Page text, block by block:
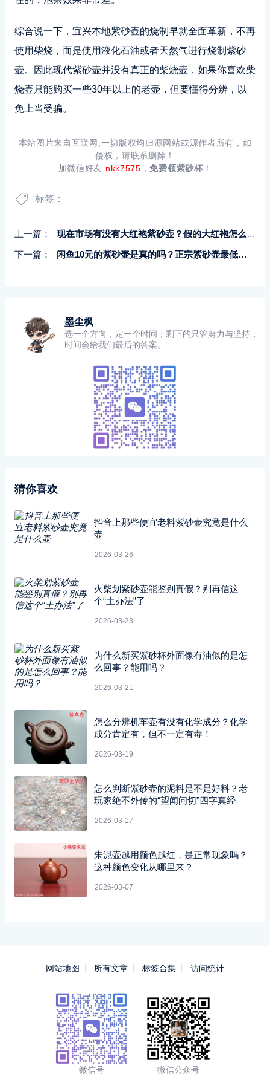
综合说一下，宜兴本地紫砂壶的烧制早就全面革新，不再
使用柴烧，而是使用液化石油或者天然气进行烧制紫砂
壶。因此现代紫砂壶并没有真正的柴烧壶，如果你喜欢柴
烧壶只能购买一些30年以上的老壶，但要懂得分辨，以
免上当受骗。
本站图片来自互联网,一切版权均归源网站或源作者所有，如
侵权，请联系删除！
加微信好友 nkk7575 ，免费领紫砂杯！
标签：
上一篇：
现在市场有没有大红袍紫砂壶？假的大红袍怎么来的？
下一篇：
闲鱼10元的紫砂壶是真的吗？正宗紫砂壶最低要多少钱？
墨尘枫
选一个方向，定一个时间；剩下的只管努力与坚持，
时间会给我们最后的答案。
猜你喜欢
抖音上那些便宜老料紫砂壶究竟是什么
壶
2026-03-26
火柴划紫砂壶能鉴别真假？别再信这
个“土办法”了
2026-03-23
为什么新买紫砂杯外面像有油似的是怎
么回事？能用吗？
2026-03-21
怎么分辨机车壶有没有化学成分？化学
成分肯定有，但不一定有毒！
2026-03-19
怎么判断紫砂壶的泥料是不是好料？老
玩家绝不外传的“望闻问切”四字真经
2026-03-17
朱泥壶越用颜色越红，是正常现象吗？
这种颜色变化从哪里来？
2026-03-07
网站地图 所有文章 标签合集 访问统计
微信号 微信公众号